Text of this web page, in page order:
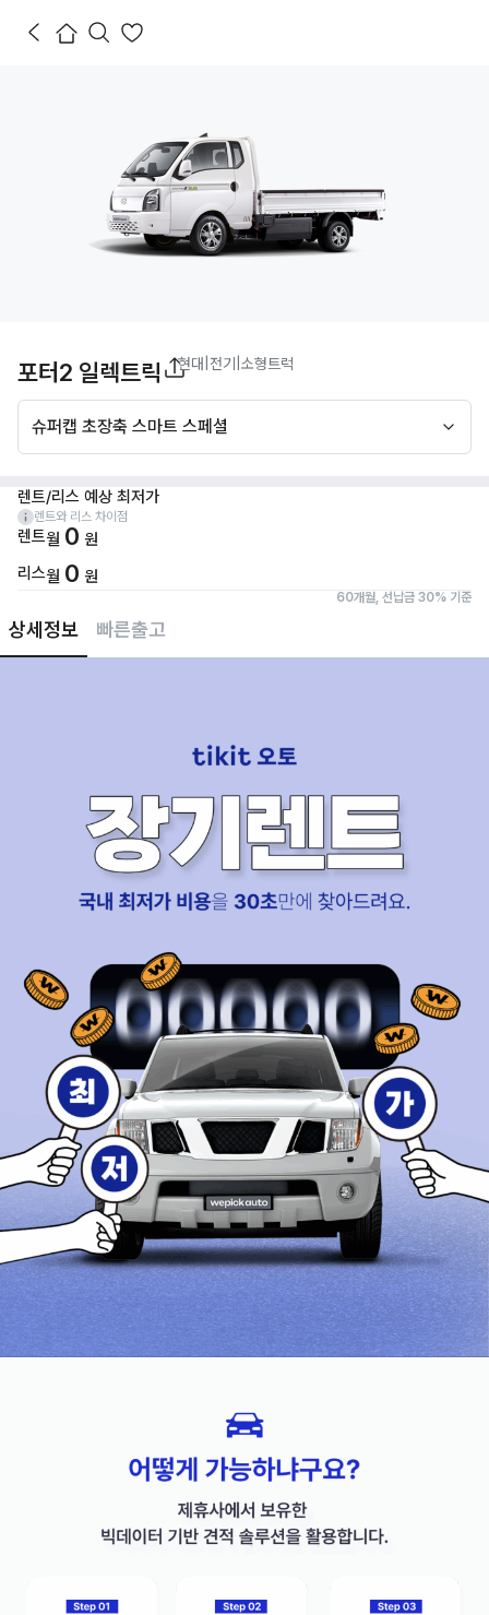
상세정보 빠른출고
포터2 일렉트릭 현대 |전기 |소형트럭
슈퍼캡 초장축 스마트 스페셜
렌트/리스 예상 최저가
렌트와 리스 차이점
렌트월 0 원
리스월 0 원
60개월, 선납금 30% 기준